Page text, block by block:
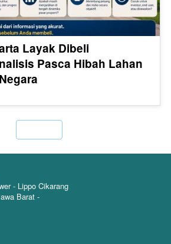
Layak Dibeli
Pasca Hibah Lahan
- Lippo Cikarang
Barat -